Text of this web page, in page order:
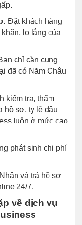
Đặt khách hàng
khăn, lo lắng của
chỉ cần cung
đã có Năm Châu
kiểm tra, thẩm
hồ sơ, tỷ lệ đậu
luôn ở mức cao
phát sinh chi phí
Nhận và trả hồ sơ
24/7.
về dịch vụ